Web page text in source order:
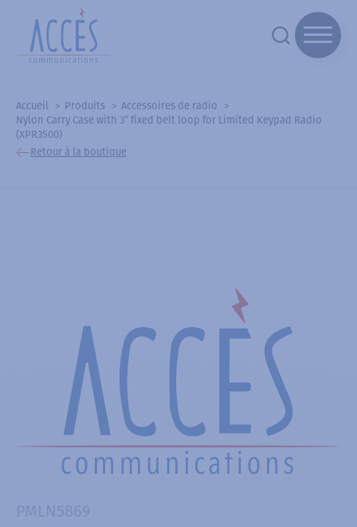
Accueil Produits
Accessoires de radio
Nylon Carry Case with 3” fixed belt loop for Limited Keypad Radio
(XPR3500)
Retour à la boutique